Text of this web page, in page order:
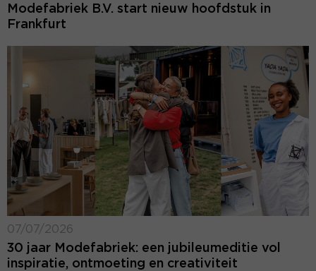
Modefabriek B.V. start nieuw hoofdstuk in
Frankfurt
07/07/2026
30 jaar Modefabriek: een jubileumeditie vol
inspiratie, ontmoeting en creativiteit